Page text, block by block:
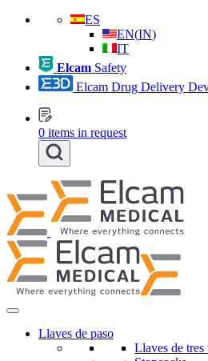
ES
EN(IN)
IT
Elcam Safety
Elcam Drug Delivery
0 items in request
Llaves de paso
Llaves de tres